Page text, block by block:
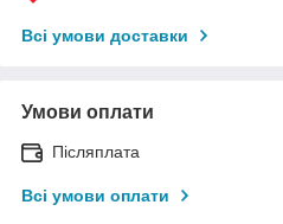
Всі умови доставки
Умови оплати
Післяплата
Всі умови оплати